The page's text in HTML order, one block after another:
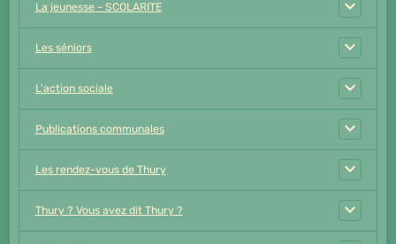
La jeunesse - SCOLARITE
Les séniors
L'action sociale
Publications communales
Les rendez-vous de Thury
Thury ? Vous avez dit Thury ?